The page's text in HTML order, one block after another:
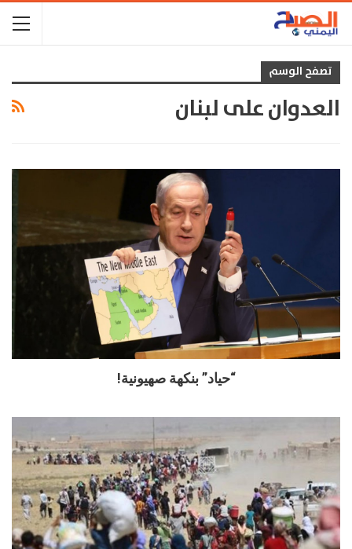
تصفح الوسم
العدوان على لبنان
“حياد” بنكهة صهيونية!